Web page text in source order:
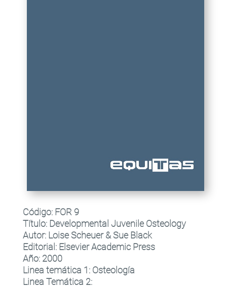
Código: FOR 9
Título: Developmental Juvenile Osteology
Autor: Loise Scheuer & Sue Black
Editorial : Elsevier Academic Press
Año: 2000
Linea temática 1 : Osteología
Linea Temática 2: